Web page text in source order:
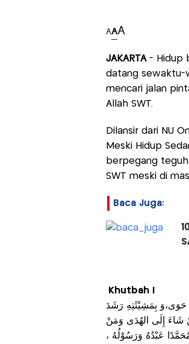
AAA
JAKARTA - Hidup
datang sewaktu-
mencari jalan
Allah SWT.
Dilansir dari NU
Meski Hidup
berpegang
SWT meski di
Baca Juga:
Khutbah I
حَوَى،وَ بِمَشِيْئَتِهِ رَشَدَ
إِلَى الهُدَى وَمَنْ
مُحَمَّدًا عَبْدُهُ وَرَسُوْلُهُ ،